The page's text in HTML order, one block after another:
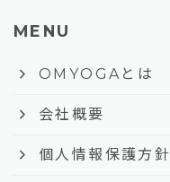
MENU
keyboard_arrow_right OMYOGAとは
keyboard_arrow_right 会社概要
keyboard_arrow_right 個人情報保護方針